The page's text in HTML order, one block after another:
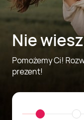
Nie
Pomożemy Ci!
prezent!